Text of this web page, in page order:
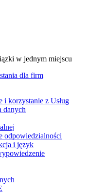
w jednym miejscu
dla firm
i korzystanie z Usług
danych
odpowiedzialności
i język